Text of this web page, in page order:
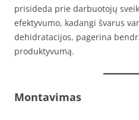
prisideda prie darbuotojų
efektyvumo, kadangi švarus
dehidratacijos, pagerina
produktyvumą.
Montavimas